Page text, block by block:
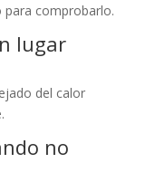
para comprobarlo.
lugar
del calor
no